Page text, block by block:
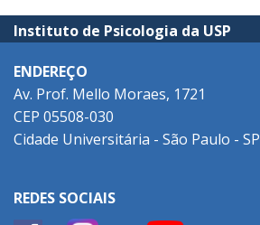
Instituto de Psicologia da USP
ENDEREÇO
Av. Prof. Mello Moraes, 1721
CEP 05508-030
Cidade Universitária - São Paulo - SP
REDES SOCIAIS